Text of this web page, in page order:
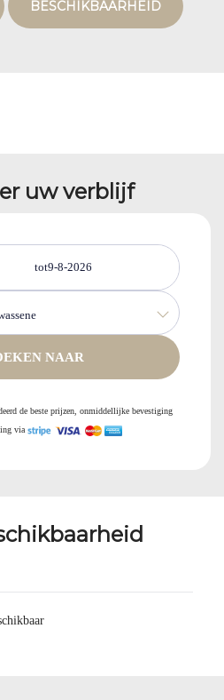
BESCHIKBAARHEID
uw verblijf
tot
NAAR
de beste prijzen, onmiddellijke bevestiging
via